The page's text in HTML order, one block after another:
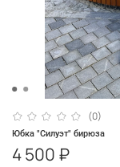
(0)
Юбка "Силуэт" бирюза
4 500 ₽